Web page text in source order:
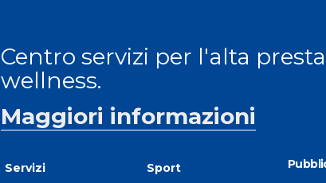
Centro servizi per l'alta
wellness.
Maggiori informazioni
Servizi Sport